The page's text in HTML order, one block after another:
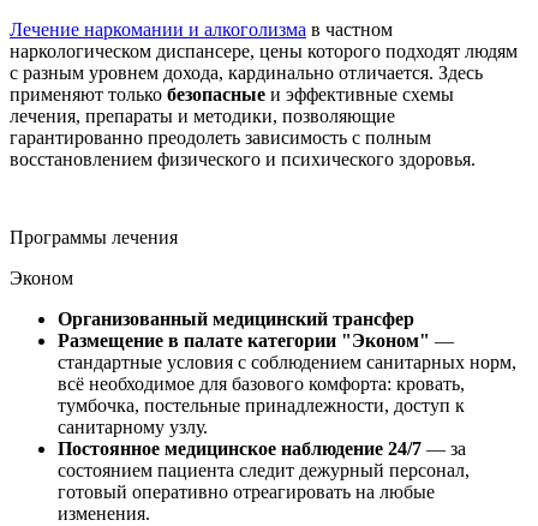
Лечение наркомании и алкоголизма в частном
наркологическом диспансере, цены которого подходят людям
с разным уровнем дохода, кардинально отличается. Здесь
применяют только безопасные и эффективные схемы
лечения, препараты и методики, позволяющие
гарантированно преодолеть зависимость с полным
восстановлением физического и психического здоровья.
Программы лечения
Эконом
Организованный медицинский трансфер
Размещение в палате категории "Эконом" —
стандартные условия с соблюдением санитарных норм,
всё необходимое для базового комфорта: кровать,
тумбочка, постельные принадлежности, доступ к
санитарному узлу.
Постоянное медицинское наблюдение 24/7 — за
состоянием пациента следит дежурный персонал,
готовый оперативно отреагировать на любые
изменения.